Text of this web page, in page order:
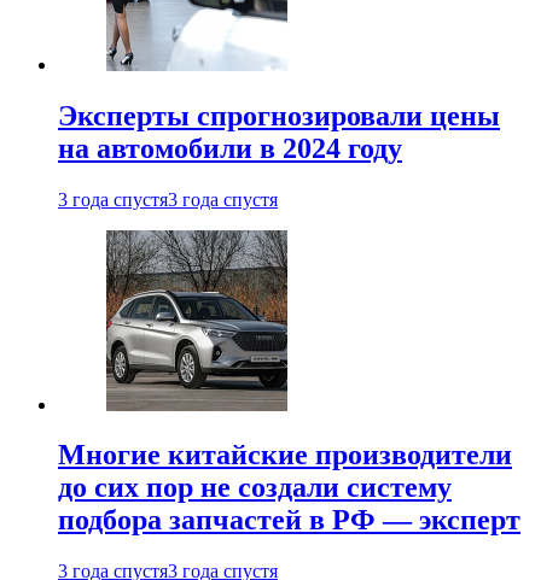
Эксперты спрогнозировали цены
на автомобили в 2024 году
3 года спустя3 года спустя
Многие китайские производители
до сих пор не создали систему
подбора запчастей в РФ — эксперт
3 года спустя3 года спустя